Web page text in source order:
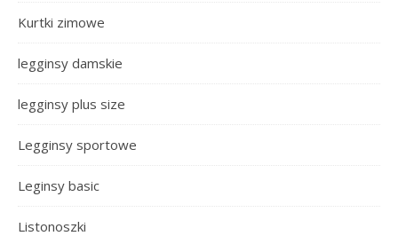
Kurtki zimowe
legginsy damskie
legginsy plus size
Legginsy sportowe
Leginsy basic
Listonoszki